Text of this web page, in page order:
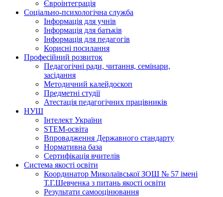
Євроінтеграція
Соціально-психологічна служба
Інформація для учнів
Інформація для батьків
Інформація для педагогів
Корисні посилання
Професійний розвиток
Педагогічні ради, читання, семінари,
засідання
Методичний калейдоскоп
Предметні студії
Атестація педагогічних працівників
НУШ
Інтелект України
STEM-освіта
Впровадження Державного стандарту
Нормативна база
Сертифікація вчителів
Система якості освіти
Координатор Миколаївської ЗОШ № 57 імені
Т.Г.Шевченка з питань якості освіти
Результати самооцінювання